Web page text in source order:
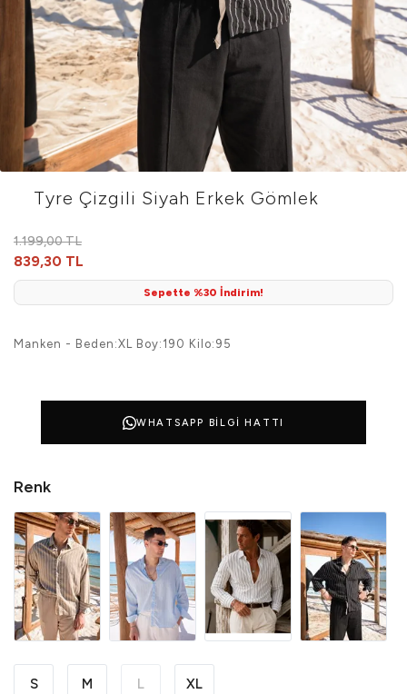
Tyre Çizgili Siyah Erkek Gömlek
1.199,00 TL
839,30 TL
Sepette %30 İndirim!
Manken - Beden:XL Boy:190 Kilo:95
WHATSAPP BILGI HATTI
Renk
S M L XL